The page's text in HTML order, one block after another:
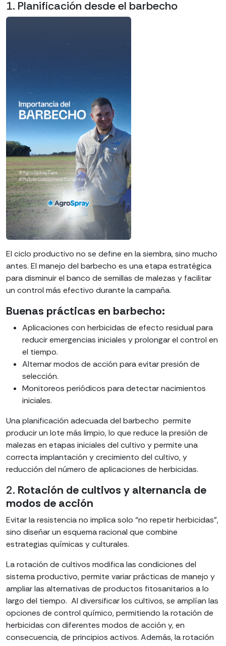
1. Planificación desde el barbecho
El ciclo productivo no se define en la siembra, sino mucho
antes. El manejo del barbecho es una etapa estratégica
para disminuir el banco de semillas de malezas y facilitar
un control más efectivo durante la campaña.
Buenas prácticas en barbecho:
Aplicaciones con herbicidas de efecto residual para
reducir emergencias iniciales y prolongar el control en
el tiempo.
Alternar modos de acción para evitar presión de
selección.
Monitoreos periódicos para detectar nacimientos
iniciales.
Una planificación adecuada del barbecho permite
producir un lote más limpio, lo que reduce la presión de
malezas en etapas iniciales del cultivo y permite una
correcta implantación y crecimiento del cultivo, y
reducción del número de aplicaciones de herbicidas.
2. Rotación de cultivos y alternancia de
modos de acción
Evitar la resistencia no implica solo “no repetir herbicidas”,
sino diseñar un esquema racional que combine
estrategias químicas y culturales.
La rotación de cultivos modifica las condiciones del
sistema productivo, permite variar prácticas de manejo y
ampliar las alternativas de productos fitosanitarios a lo
largo del tiempo. Al diversificar los cultivos, se amplían las
opciones de control químico, permitiendo la rotación de
herbicidas con diferentes modos de acción y, en
consecuencia, de principios activos. Además, la rotación